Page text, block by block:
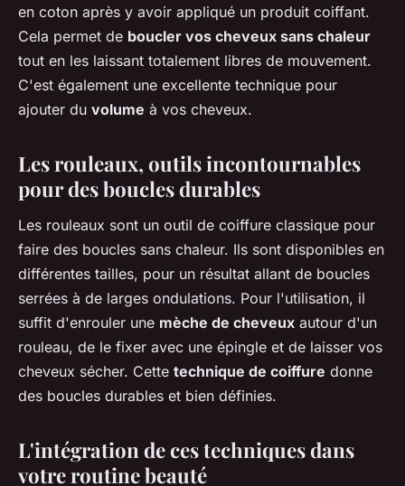
en coton après y avoir appliqué un produit coiffant.
Cela permet de boucler vos cheveux sans chaleur
tout en les laissant totalement libres de mouvement.
C'est également une excellente technique pour
ajouter du volume à vos cheveux.
Les rouleaux, outils incontournables
pour des boucles durables
Les rouleaux sont un outil de coiffure classique pour
faire des boucles sans chaleur. Ils sont disponibles en
différentes tailles, pour un résultat allant de boucles
serrées à de larges ondulations. Pour l'utilisation, il
suffit d'enrouler une mèche de cheveux autour d'un
rouleau, de le fixer avec une épingle et de laisser vos
cheveux sécher. Cette technique de coiffure donne
des boucles durables et bien définies.
L'intégration de ces techniques dans
votre routine beauté